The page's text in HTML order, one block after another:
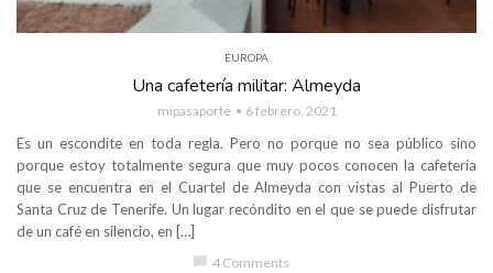
EUROPA
Una cafetería militar: Almeyda
mipasaporte 6 febrero, 2021
Es un escondite en toda regla. Pero no porque no sea público sino
porque estoy totalmente segura que muy pocos conocen la cafetería
que se encuentra en el Cuartel de Almeyda con vistas al Puerto de
Santa Cruz de Tenerife. Un lugar recóndito en el que se puede disfrutar
de un café en silencio, en […]
chat_bubble 4 Comments